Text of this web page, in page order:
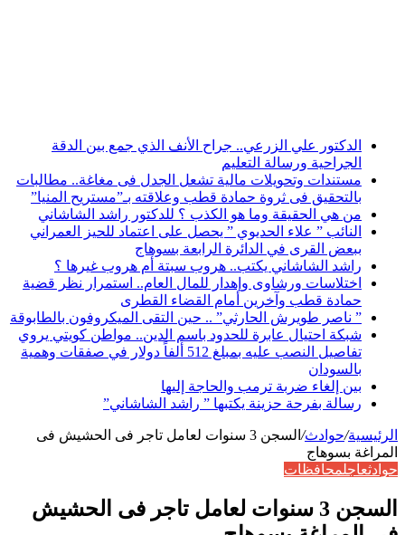
الدكتور علي الزرعي.. جراح الأنف الذي جمع بين الدقة
الجراحية ورسالة التعليم
مستندات وتحويلات مالية تشعل الجدل فى مغاغة.. مطالبات
بالتحقيق فى ثروة حمادة قطب وعلاقته بـ”مستريح المنيا”
من هي الحقيقة وما هو الكذب ؟ للدكتور راشد الشاشاني
النائب ” علاء الحديوي ” يحصل على اعتماد للحيز العمراني
ببعض القرى في الدائرة الرابعة بسوهاج
راشد الشاشاني يكتب.. هروب سبتة أم هروب غيرها ؟
اختلاسات ورشاوى وإهدار للمال العام.. استمرار نظر قضية
حمادة قطب وآخرين أمام القضاء القطرى
” ناصر طويرش الحارثي” .. حين التقى الميكروفون بالطابوقة
شبكة احتيال عابرة للحدود باسم الدين.. مواطن كويتي يروي
تفاصيل النصب عليه بمبلغ 512 ألفاً دولار في صفقات وهمية
بالسودان
بين إلغاء ضربة ترمب والحاجة إليها
رسالة بفرحة حزينة يكتبها ” راشد الشاشاني”
الرئيسية/حوادث/
السجن 3 سنوات لعامل تاجر فى الحشيش فى
المراغة بسوهاج
حوادثعاجلمحافظات
السجن 3 سنوات لعامل تاجر فى الحشيش